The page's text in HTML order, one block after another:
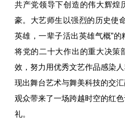
共产党领导下创造的伟大辉煌
豪。大艺师生以强烈的历史使
英雄，一辈子活出英雄气概”
将党的二十大作出的重大决策
效，努力用优秀文艺作品感染
现出舞台艺术与舞美科技的交
观众带来了一场跨越时空的红
礼。